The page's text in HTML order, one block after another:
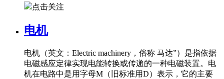
点击关注
电机
电机（英文：Electric machinery，俗称 马达”）是指依据
电磁感应定律实现电能转换或传递的一种电磁装置。电
机在电路中是用字母M（旧标准用D）表示，它的主要